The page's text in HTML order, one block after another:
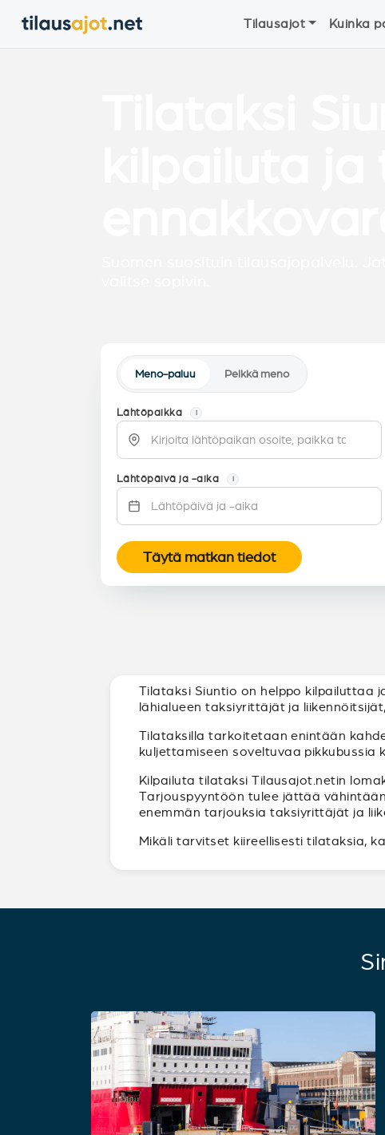
Tilausajot Kuinka
Meno-paluu Pelkkä meno
Lähtöpaikka i
Lähtöpäivä ja -aika i
Täytä matkan tiedot
Tilataksi Siuntio on helppo kilpailuttaa
lähialueen taksiyrittäjät ja
Tilataksilla tarkoitetaan enintään
kuljettamiseen soveltuvaa pikkubussia
Kilpailuta tilataksi Tilausajot.netin
Tarjouspyyntöön tulee jättää
enemmän tarjouksia taksiyrittäjät ja
Mikäli tarvitset kiireellisesti tilataksia,